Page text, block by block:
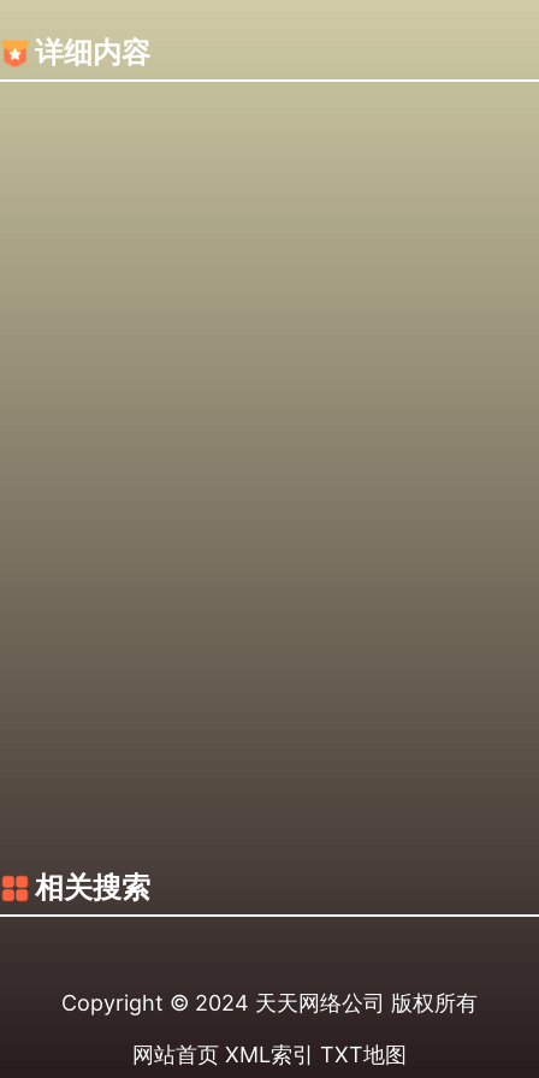
详细内容
相关搜索
Copyright © 2024 天天网络公司 版权所有
网站首页 XML索引 TXT地图